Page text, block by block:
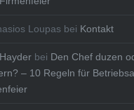
Loupasbei Kontakt
bei Den Chef duzen
– 10 Regeln für